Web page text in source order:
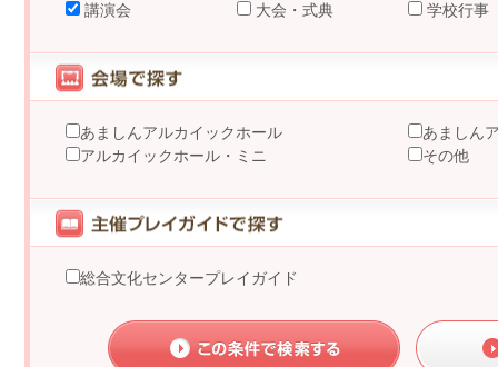
講演会
大会・式典 学校行事
あましんアルカイックホール
あましん
アルカイックホール・ミニ
その他
総合文化センタープレイガイド